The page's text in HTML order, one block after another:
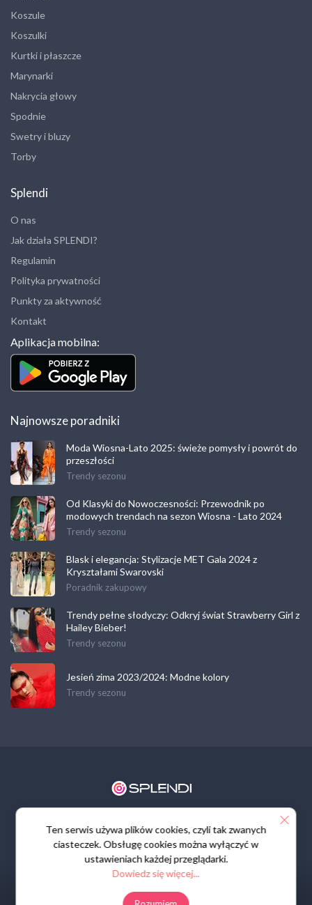
Koszule
Koszulki
Kurtki i płaszcze
Marynarki
Nakrycia głowy
Spodnie
Swetry i bluzy
Torby
Splendi
O nas
Jak działa SPLENDI?
Regulamin
Polityka prywatności
Punkty za aktywność
Kontakt
Aplikacja mobilna:
Najnowsze poradniki
Moda Wiosna-Lato 2025: świeże pomysły i powrót do
przeszłości
Trendy sezonu
Od Klasyki do Nowoczesności: Przewodnik po
modowych trendach na sezon Wiosna - Lato 2024
Trendy sezonu
Blask i elegancja: Stylizacje MET Gala 2024 z
Kryształami Swarovski
Poradnik zakupowy
Trendy pełne słodyczy: Odkryj świat Strawberry Girl z
Hailey Bieber!
Trendy sezonu
Jesień zima 2023/2024: Modne kolory
Trendy sezonu
Ten serwis używa plików cookies, czyli tak zwanych
ciasteczek. Obsługę cookies można wyłączyć w
ustawieniach każdej przeglądarki.
Dowiedz się więcej...